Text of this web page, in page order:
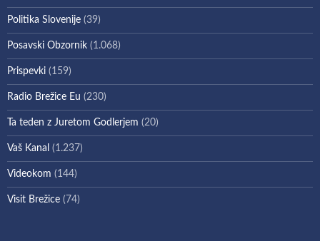
Politika Slovenije (39)
Posavski Obzornik (1.068)
Prispevki (159)
Radio Brežice Eu (230)
Ta teden z Juretom Godlerjem (20)
Vaš Kanal (1.237)
Videokom (144)
Visit Brežice (74)